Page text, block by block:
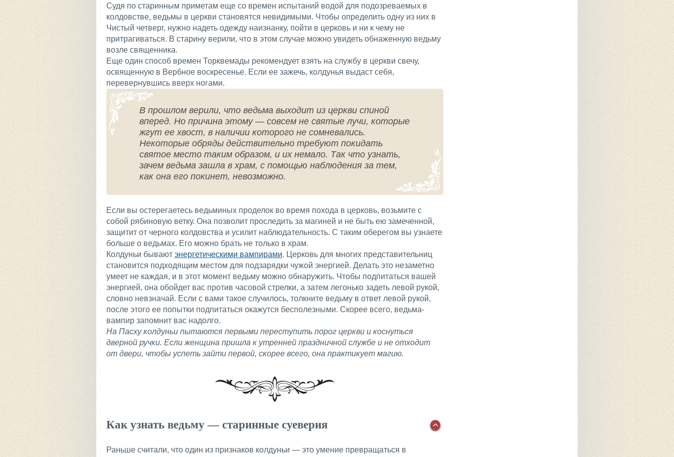
Судя по старинным приметам еще со времен испытаний водой для подозреваемых в
колдовстве, ведьмы в церкви становятся невидимыми. Чтобы определить одну из них в
Чистый четверг, нужно надеть одежду наизнанку, пойти в церковь и ни к чему не
притрагиваться. В старину верили, что в этом случае можно увидеть обнаженную ведьму
возле священника.
Еще один способ времен Торквемады рекомендует взять на службу в церкви свечу,
освященную в Вербное воскресенье. Если ее зажечь, колдунья выдаст себя,
перевернувшись вверх ногами.
В прошлом верили, что ведьма выходит из церкви спиной
вперед. Но причина этому — совсем не святые лучи, которые
жгут ее хвост, в наличии которого не сомневались.
Некоторые обряды действительно требуют покидать
святое место таким образом, и их немало. Так что узнать,
зачем ведьма зашла в храм, с помощью наблюдения за тем,
как она его покинет, невозможно.
Если вы остерегаетесь ведьминых проделок во время похода в церковь, возьмите с
собой рябиновую ветку. Она позволит проследить за магиней и не быть ею замеченной,
защитит от черного колдовства и усилит наблюдательность. С таким оберегом вы узнаете
больше о ведьмах. Его можно брать не только в храм.
Колдуньи бывают энергетическими вампирами. Церковь для многих представительниц
становится подходящим местом для подзарядки чужой энергией. Делать это незаметно
умеет не каждая, и в этот момент ведьму можно обнаружить. Чтобы подпитаться вашей
энергией, она обойдет вас против часовой стрелки, а затем легонько задеть левой рукой,
словно невзначай. Если с вами такое случилось, толкните ведьму в ответ левой рукой,
после этого ее попытки подпитаться окажутся бесполезными. Скорее всего, ведьма-
вампир запомнит вас надолго.
На Пасху колдуньи пытаются первыми переступить порог церкви и коснуться
дверной ручки. Если женщина пришла к утренней праздничной службе и не отходит
от двери, чтобы успеть зайти первой, скорее всего, она практикует магию.
Как узнать ведьму — старинные суеверия
Раньше считали, что один из признаков колдуньи — это умение превращаться в